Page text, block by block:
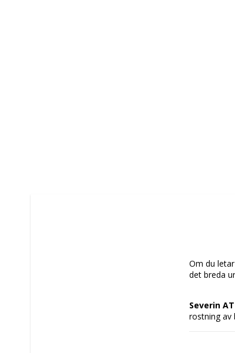
Om du
det breda
Severin
rostning av